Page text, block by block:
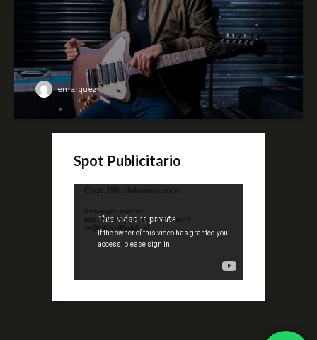
emarquez
Spot Publicitario
Reproductor
video
Code 150: Unknown error.
Descargar archivo:
https://www.youtube.com/watch?
v=QKif6Ko80uA&_=1